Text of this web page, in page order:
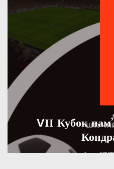
VІІ Кубок
ADMIN 25